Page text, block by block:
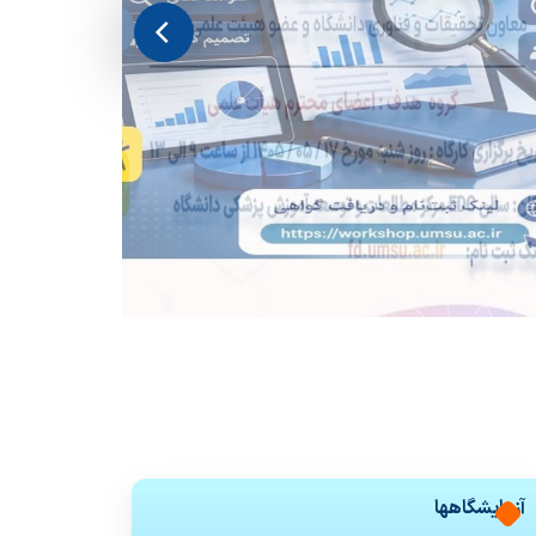
نحوه تنظیم پایان نامه
ها
سیاست های حمایتی پژوهشی
فرم ها و فرایند های پژوهشی
هفتگی
آموزشی
تقویم دانشگاهی
برنامه هفتگی
آزمایشگاهها